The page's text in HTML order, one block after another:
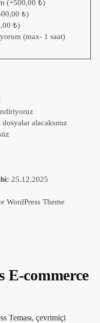
(+500,00₺)
₺)
₺)
(max- 1 saat)
alacaksınız
25.12.2025
WordPress Theme
E-commerce
Teması, çevrimiçi